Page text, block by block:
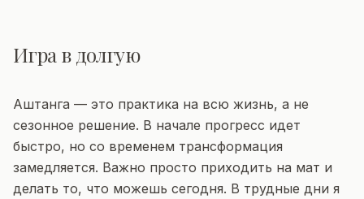
Игра в долгую
Аштанга — это практика на всю жизнь, а не
сезонное решение. В начале прогресс идет
быстро, но со временем трансформация
замедляется. Важно просто приходить на мат и
делать то, что можешь сегодня. В трудные дни я